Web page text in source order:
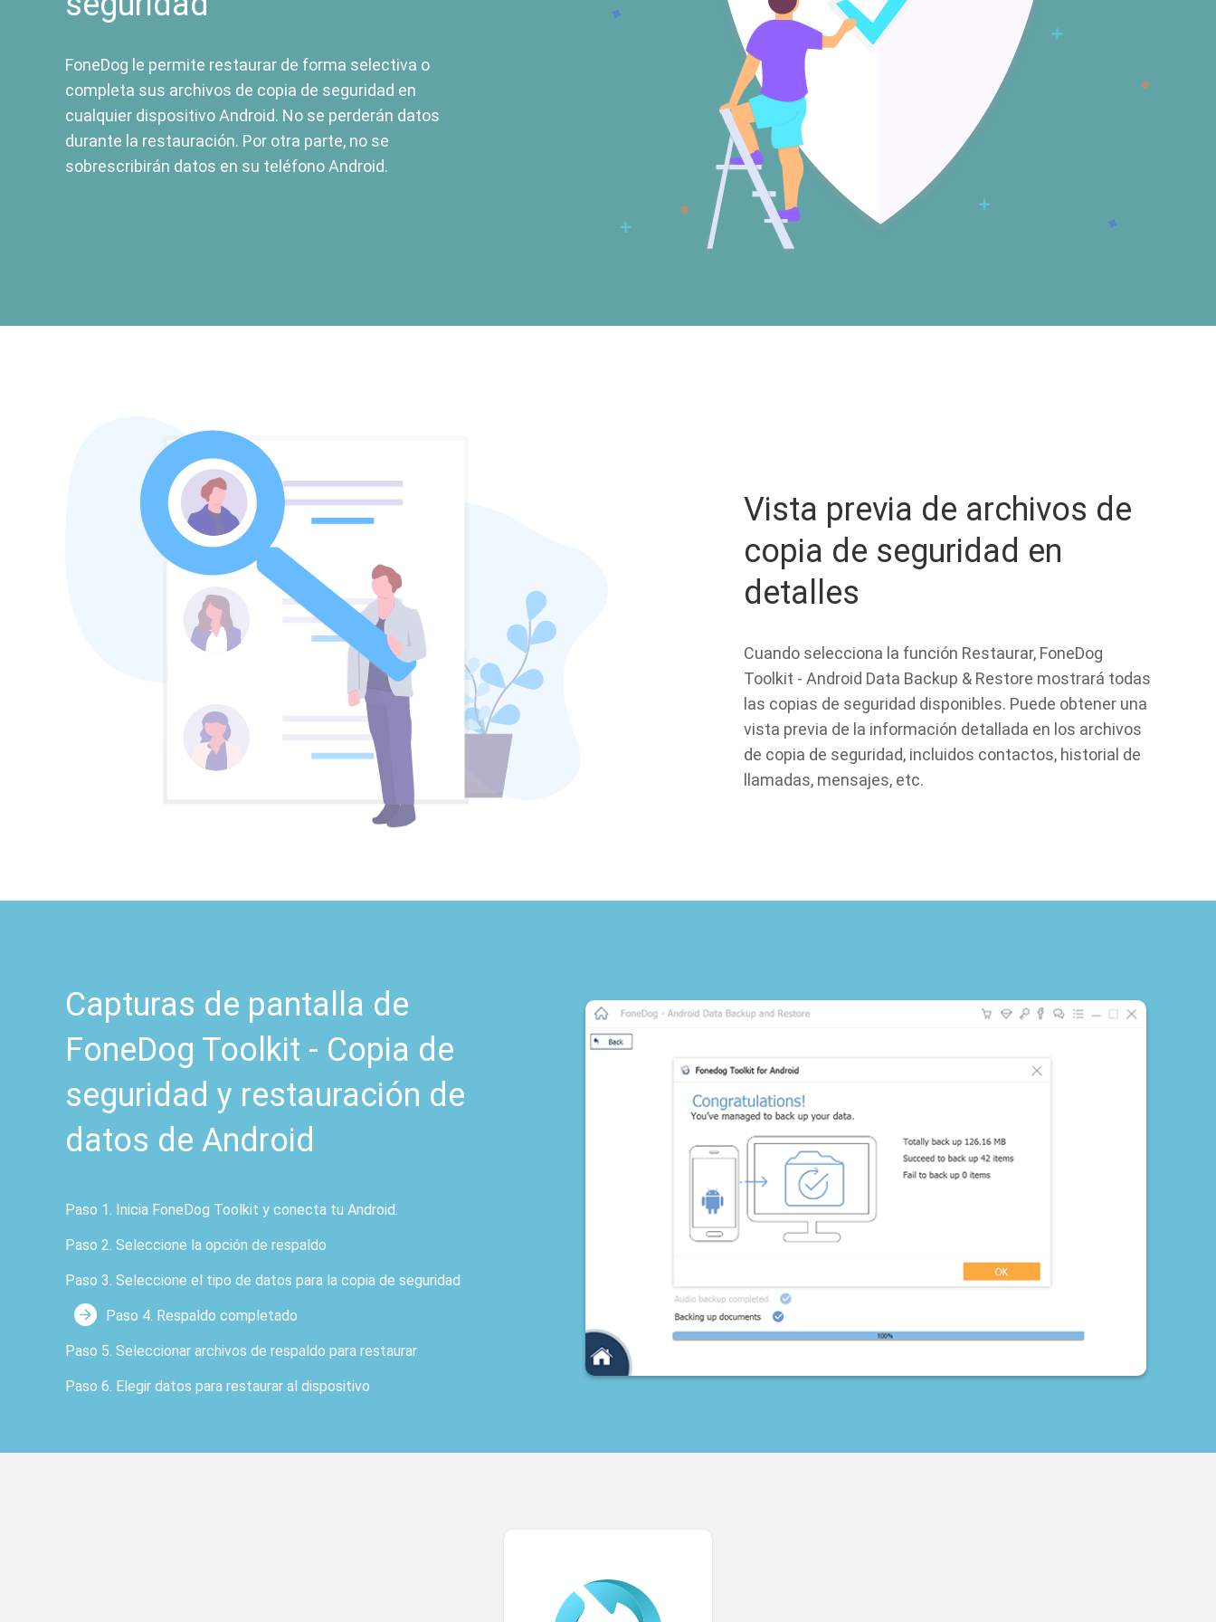
FoneDog le permite restaurar de forma selectiva o
completa sus archivos de copia de seguridad en
cualquier dispositivo Android. No se perderán datos
durante la restauración. Por otra parte, no se
sobrescribirán datos en su teléfono Android.
Vista previa de archivos de
copia de seguridad en
detalles
Cuando selecciona la función Restaurar, FoneDog
Toolkit - Android Data Backup & Restore mostrará todas
las copias de seguridad disponibles. Puede obtener una
vista previa de la información detallada en los archivos
de copia de seguridad, incluidos contactos, historial de
llamadas, mensajes, etc.
Capturas de pantalla de
FoneDog Toolkit - Copia de
seguridad y restauración de
datos de Android
Paso 1. Inicia FoneDog Toolkit y conecta tu Android.
Paso 2. Seleccione la opción de respaldo
Paso 3. Seleccione el tipo de datos para la copia de seguridad
Paso 4. Respaldo completado
Paso 5. Seleccionar archivos de respaldo para restaurar
Paso 6. Elegir datos para restaurar al dispositivo